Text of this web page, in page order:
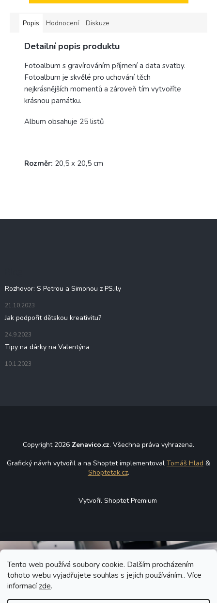
Tento web používá soubory cookie. Dalším procházením
tohoto webu vyjadřujete souhlas s jejich používáním.. Více
informacízde.
Popis Hodnocení Diskuze
Detailní popis produktu
Fotoalbum s gravírováním příjmení a data svatby.
Fotoalbum je skvělé pro uchování těch
nejkrásnějších momentů a zároveň tím vytvoříte
krásnou památku.
Album obsahuje 25 listů
Rozměr: 20,5 x 20,5 cm
Rozhovor: S Petrou a Simonou z PS.ily
21.10.2023
Jak podpořit dětskou kreativitu?
24.9.2023
Tipy na dárky na Valentýna
10.1.2023
Copyright 2026 Zenavico.cz. Všechna práva vyhrazena.
Grafický návrh vytvořil a na Shoptet implementoval Tomáš Hlad &
Shoptetak.cz.
Vytvořil Shoptet Premium